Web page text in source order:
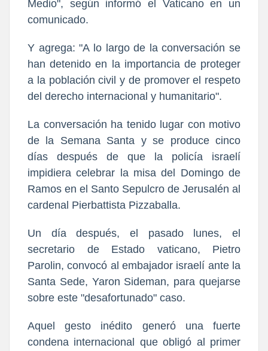
Medio", según informó el Vaticano en un
comunicado.
Y agrega: "A lo largo de la conversación se
han detenido en la importancia de proteger
a la población civil y de promover el respeto
del derecho internacional y humanitario".
La conversación ha tenido lugar con motivo
de la Semana Santa y se produce cinco
días después de que la policía israelí
impidiera celebrar la misa del Domingo de
Ramos en el Santo Sepulcro de Jerusalén al
cardenal Pierbattista Pizzaballa.
Un día después, el pasado lunes, el
secretario de Estado vaticano, Pietro
Parolin, convocó al embajador israelí ante la
Santa Sede, Yaron Sideman, para quejarse
sobre este "desafortunado" caso.
Aquel gesto inédito generó una fuerte
condena internacional que obligó al primer